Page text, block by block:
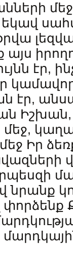
մեջ
էր,
էր,
Իր
փորձենք